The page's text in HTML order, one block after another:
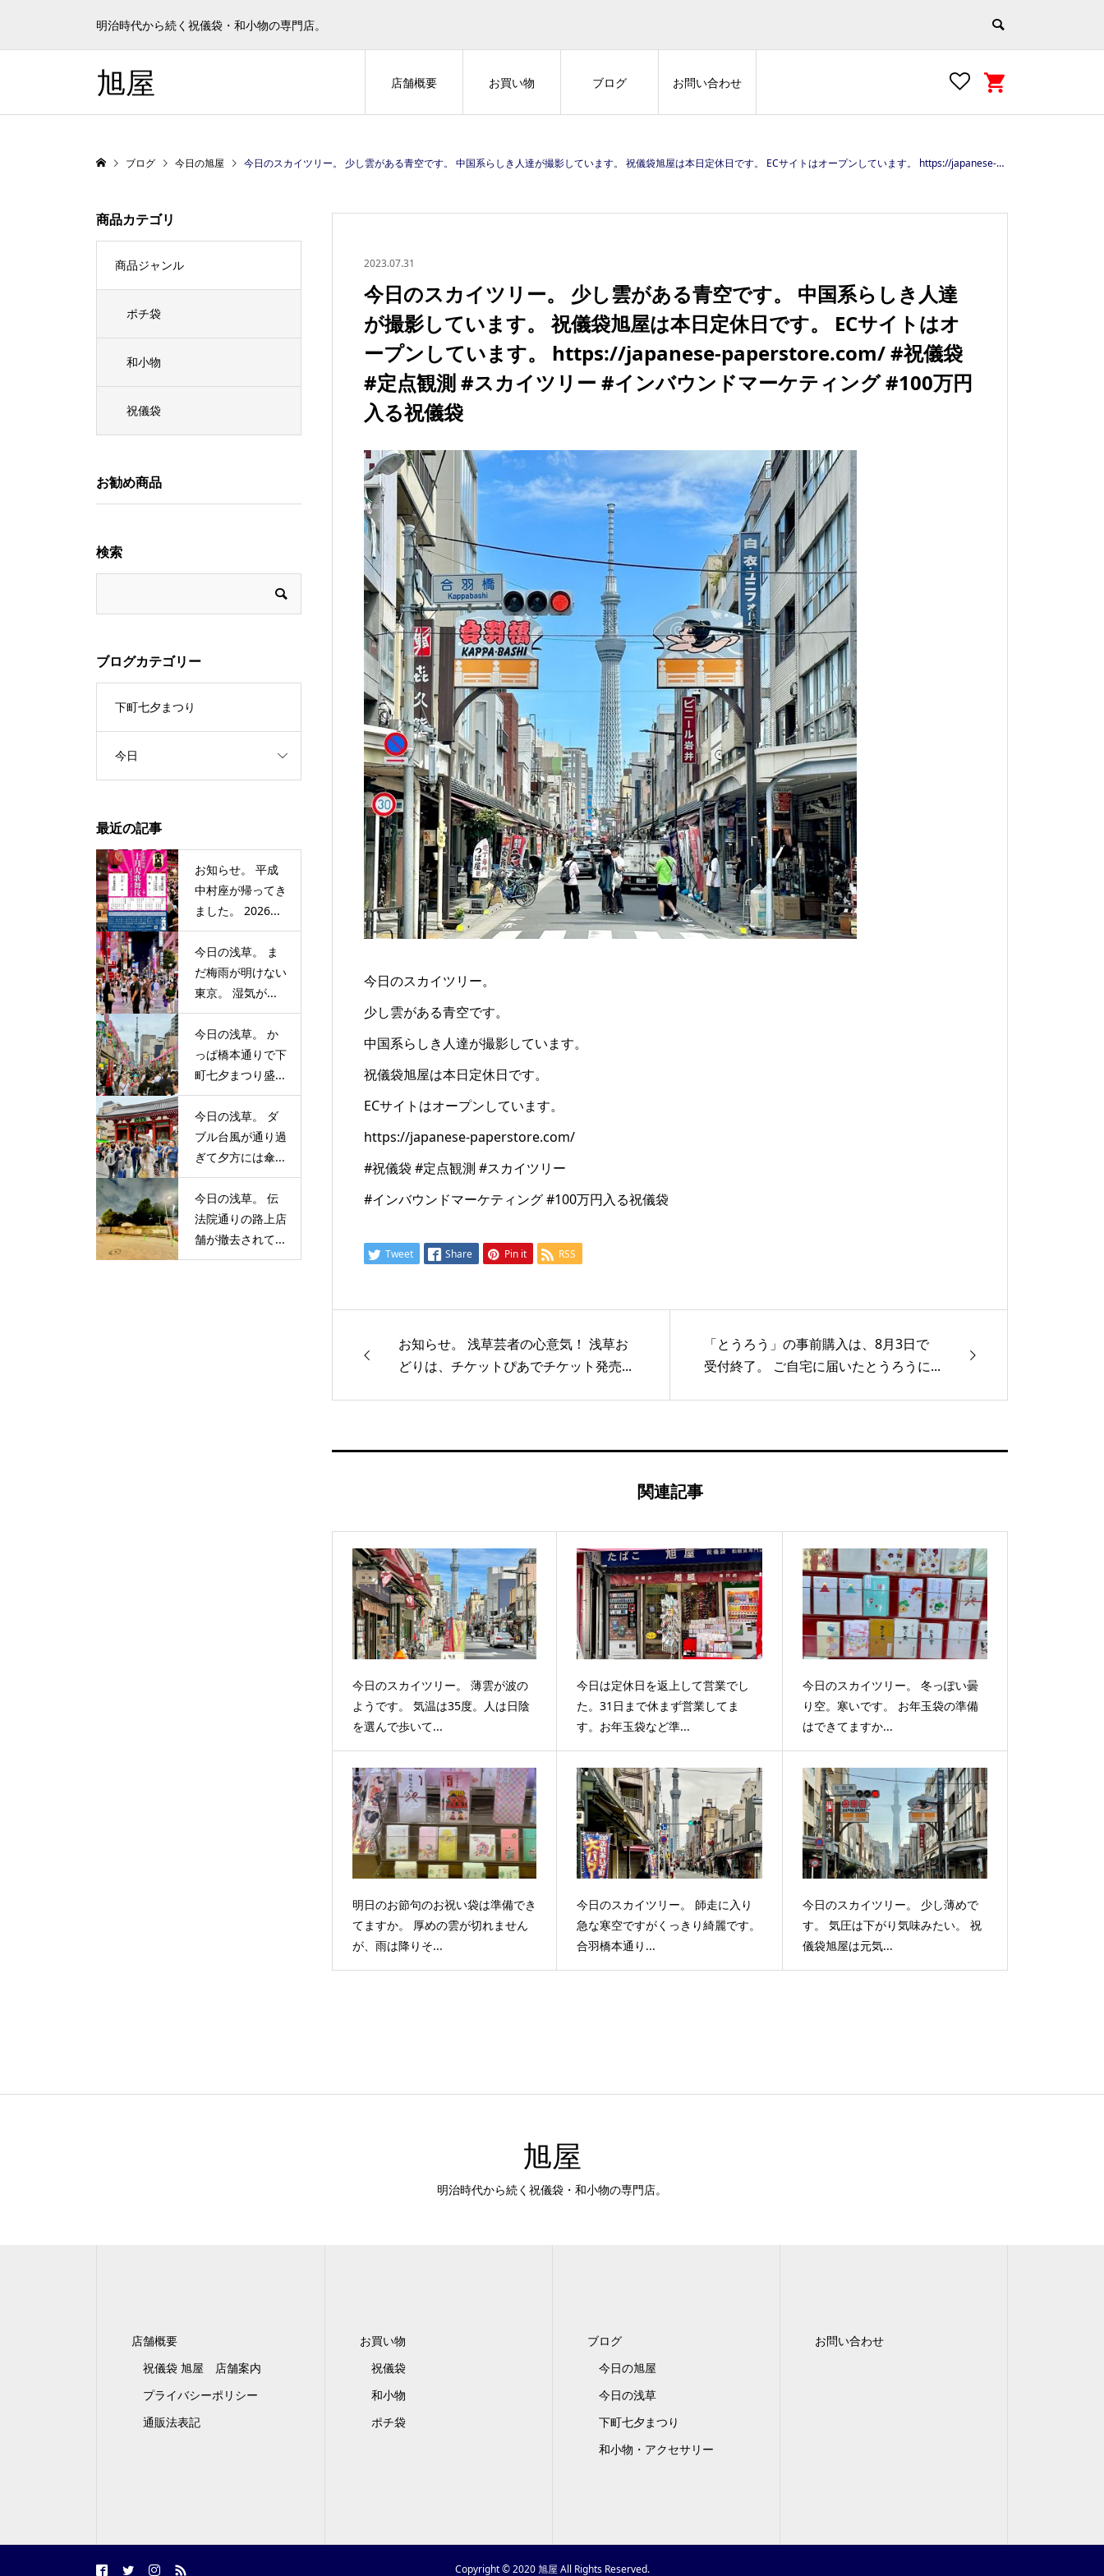
明治時代から続く祝儀袋・和小物の専門店。
旭屋 店舗概要 お買い物 ブログ お問い合わせ
ブログ 今日の旭屋 今日のスカイツリー。 少し雲がある青空です。 中国系らしき人達が撮影しています。 祝儀袋旭屋は本日定休日です。 ECサイトはオープンしています。 https://japanese-paperstore.com/ #祝儀袋 #定点観測 #スカイツリー #インバウンドマーケティング #100万円入る祝儀袋
2023.07.31
今日のスカイツリー。 少し雲がある青空です。 中国系らしき人達
が撮影しています。 祝儀袋旭屋は本日定休日です。 ECサイトはオ
ープンしています。 https://japanese-paperstore.com/ #祝儀袋
#定点観測 #スカイツリー #インバウンドマーケティング #100万円
入る祝儀袋
今日のスカイツリー。
少し雲がある青空です。
中国系らしき人達が撮影しています。
祝儀袋旭屋は本日定休日です。
ECサイトはオープンしています。
https://japanese-paperstore.com/
#祝儀袋 #定点観測 #スカイツリー
#インバウンドマーケティング #100万円入る祝儀袋
Tweet Share Pin it RSS
お知らせ。 浅草芸者の心意気！ 浅草お
どりは、チケットぴあでチケット発売...
「とうろう」の事前購入は、8月3日で
受付終了。 ご自宅に届いたとうろうに...
関連記事
今日のスカイツリー。 薄雲が波の
ようです。 気温は35度。人は日陰
を選んで歩いて...
今日は定休日を返上して営業でし
た。31日まで休まず営業してま
す。お年玉袋など準...
今日のスカイツリー。 冬っぽい曇
り空。寒いです。 お年玉袋の準備
はできてますか...
明日のお節句のお祝い袋は準備でき
てますか。 厚めの雲が切れません
が、雨は降りそ...
今日のスカイツリー。 師走に入り
急な寒空ですがくっきり綺麗です。
合羽橋本通り...
今日のスカイツリー。 少し薄めで
す。 気圧は下がり気味みたい。 祝
儀袋旭屋は元気...
商品カテゴリ
商品ジャンル
ポチ袋
和小物
祝儀袋
お勧め商品
検索
ブログカテゴリー
下町七夕まつり
今日
最近の記事
お知らせ。 平成
中村座が帰ってき
ました。 2026...
今日の浅草。 ま
だ梅雨が明けない
東京。 湿気が...
今日の浅草。 か
っぱ橋本通りで下
町七夕まつり盛...
今日の浅草。 ダ
ブル台風が通り過
ぎて夕方には傘...
今日の浅草。 伝
法院通りの路上店
舗が撤去されて...
旭屋
明治時代から続く祝儀袋・和小物の専門店。
店舗概要
祝儀袋 旭屋 店舗案内
プライバシーポリシー
通販法表記
お買い物
祝儀袋
和小物
ポチ袋
ブログ
今日の旭屋
今日の浅草
下町七夕まつり
和小物・アクセサリー
お問い合わせ
Copyright © 2020 旭屋 All Rights Reserved.